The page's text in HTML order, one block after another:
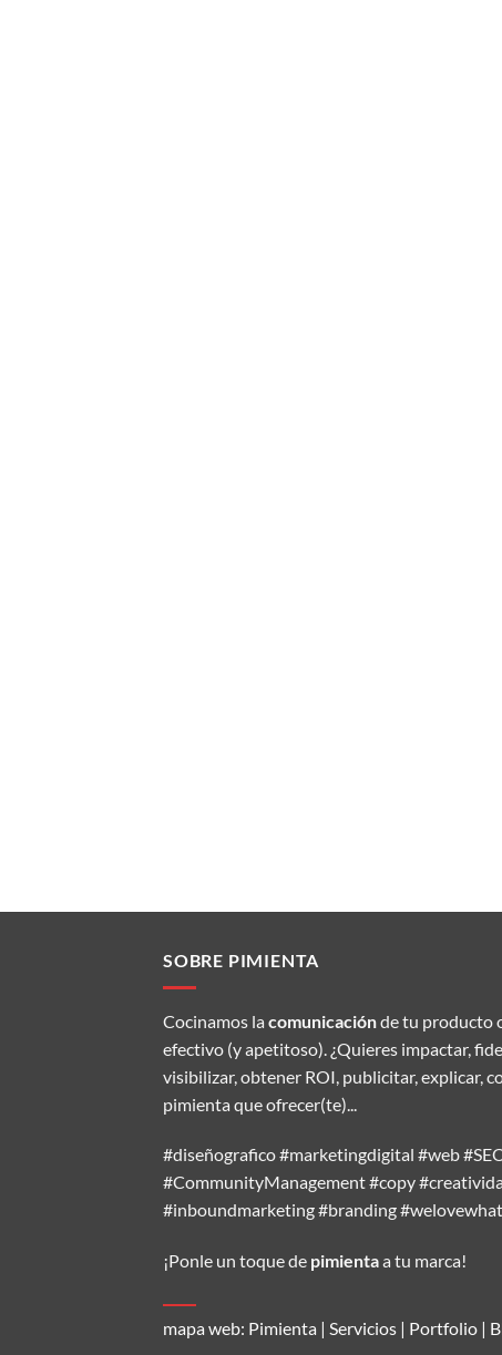
SOBRE PIMIENTA
Cocinamos la comunicaciónde tu producto
efectivo (y apetitoso). ¿Quieres impactar,
visibilizar, obtener ROI, publicitar, explicar,
pimienta que ofrecer(te)...
#diseñografico #marketingdigital #web
#CommunityManagement #copy
#inboundmarketing #branding
¡Ponle un toque de pimientaa tu marca!
mapa web: Pimienta | Servicios | Portfolio |